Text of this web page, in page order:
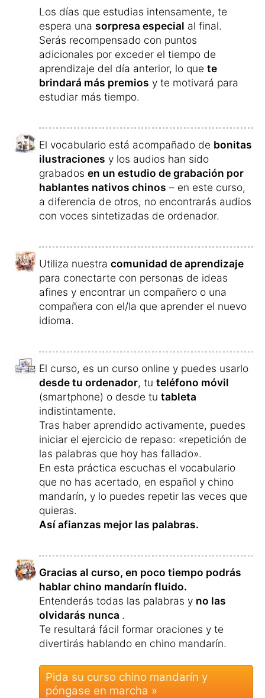
Los días que estudias intensamente, te
espera una sorpresa especial al final.
Serás recompensado con puntos
adicionales por exceder el tiempo de
aprendizaje del día anterior, lo que te
brindará más premios y te motivará para
estudiar más tiempo.
El vocabulario está acompañado de bonitas
ilustraciones y los audios han sido
grabados en un estudio de grabación por
hablantes nativos chinos – en este curso,
a diferencia de otros, no encontrarás audios
con voces sintetizadas de ordenador.
Utiliza nuestra comunidad de aprendizaje
para conectarte con personas de ideas
afines y encontrar un compañero o una
compañera con el/la que aprender el nuevo
idioma.
El curso, es un curso online y puedes usarlo
desde tu ordenador, tu teléfono móvil
(smartphone) o desde tu tableta
indistintamente.
Tras haber aprendido activamente, puedes
iniciar el ejercicio de repaso: «repetición de
las palabras que hoy has fallado».
En esta práctica escuchas el vocabulario
que no has acertado, en español y chino
mandarín, y lo puedes repetir las veces que
quieras.
Así afianzas mejor las palabras.
Gracias al curso, en poco tiempo podrás
hablar chino mandarín fluido.
Entenderás todas las palabras y no las
olvidarás nunca .
Te resultará fácil formar oraciones y te
divertirás hablando en chino mandarín.
Pida su curso chino mandarín y
póngase en marcha »